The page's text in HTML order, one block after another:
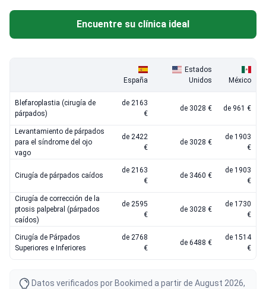
Encuentre su clínica ideal
España
Estados
Unidos
México
Blefaroplastia (cirugía de
párpados)
de 2163
€
de 3028 € de 961 €
Levantamiento de párpados
para el síndrome del ojo
vago
de 2422
€
de 3028 €
de 1903
€
Cirugía de párpados caídos
de 2163
€
de 3460 €
de 1903
€
Cirugía de corrección de la
ptosis palpebral (párpados
caídos)
de 2595
€
de 3028 €
de 1730
€
Cirugía de Párpados
Superiores e Inferiores
de 2768
€
de 6488 €
de 1514
€
Datos verificados por Bookimed a partir de August 2026,